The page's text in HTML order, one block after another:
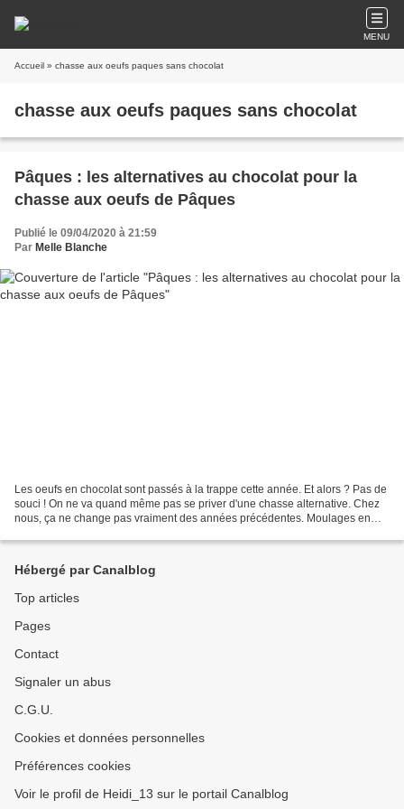
MENU
Accueil » chasse aux oeufs paques sans chocolat
chasse aux oeufs paques sans chocolat
Pâques : les alternatives au chocolat pour la
chasse aux oeufs de Pâques
Publié le 09/04/2020 à 21:59
Par Melle Blanche
Les oeufs en chocolat sont passés à la trappe cette année. Et alors ? Pas de
souci ! On ne va quand même pas se priver d'une chasse alternative. Chez
nous, ça ne change pas vraiment des années précédentes. Moulages en
Hébergé par Canalblog
Top articles
Pages
Contact
Signaler un abus
C.G.U.
Cookies et données personnelles
Préférences cookies
Voir le profil de Heidi_13 sur le portail Canalblog